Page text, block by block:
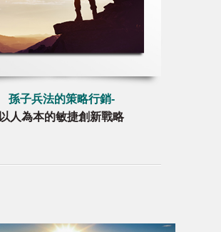
孫子兵法的策略行銷-
以人為本的敏捷創新戰略